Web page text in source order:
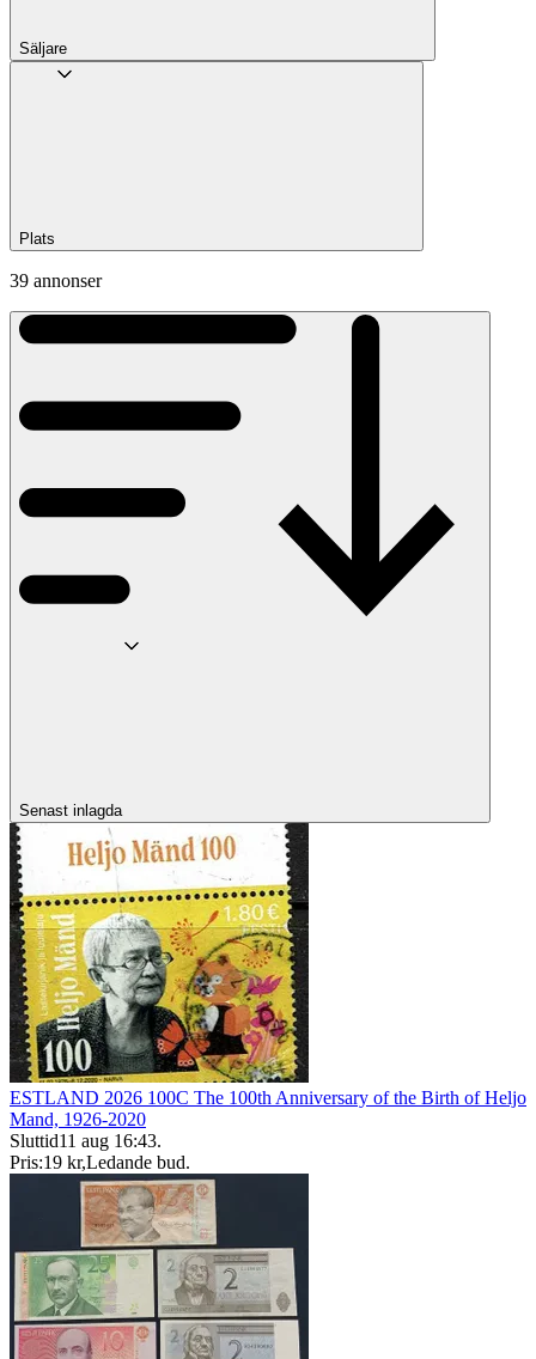
Säljare
Plats
39 annonser
Senast inlagda
ESTLAND 2026 100C The 100th Anniversary of the Birth of Heljo
Mand, 1926-2020
Sluttid11 aug 16:43.
Pris:19 kr,Ledande bud.